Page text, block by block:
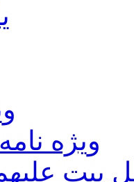
ويژه
بيت